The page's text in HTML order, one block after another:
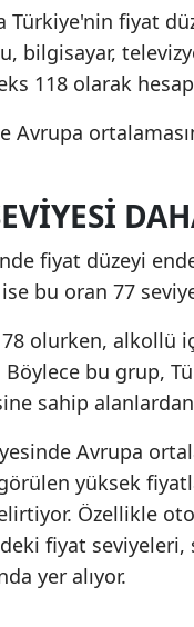
fiyat
bilgisayar,
118 olarak
fiyat düzeyi
bu oran 77
olurken, alkollü
bu grup,
sahip
Avrupa
yüksek
Özellikle
fiyat seviyeleri,
yer alıyor.